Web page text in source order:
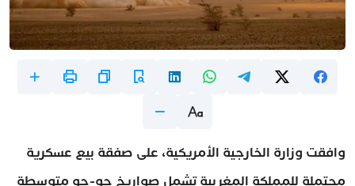
وافقت وزارة الخارجية الأمريكية، على صفقة بيع عسكرية
محتملة للمملكة المغربية تشمل صواريخ جو-جو متوسطة